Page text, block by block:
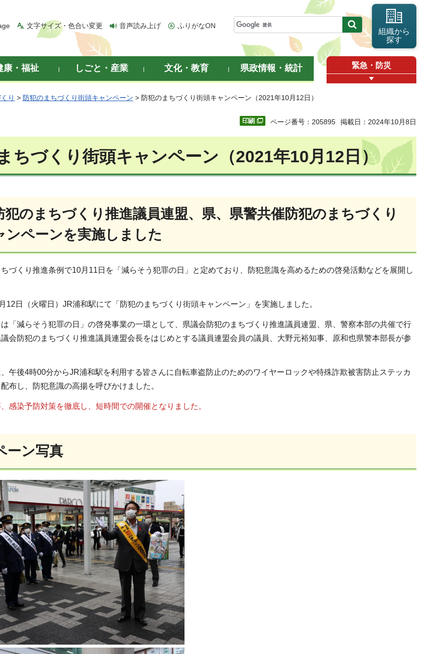
文字サイズ・色合い変更 音声読み上げ ふりがなON
組織から
探す
康・福祉 しごと・産業 文化・教育 県政情報・統計 緊急・防災
り > 防犯のまちづくり街頭キャンペーン > 防犯のまちづくり街頭キャンペーン（2021年10月12日）
ページ番号：205895 掲載日：2024年10月8日
ちづくり街頭キャンペーン（2021年10月12日）
犯のまちづくり推進議員連盟、県、県警共催防犯のまちづくり
ンペーンを実施しました
づくり推進条例で10月11日を「減らそう犯罪の日」と定めており、防犯意識を高めるための啓発活動などを展開し
12日（火曜日）JR浦和駅にて「防犯のまちづくり街頭キャンペーン」を実施しました。
「減らそう犯罪の日」の啓発事業の一環として、県議会防犯のまちづくり推進議員連盟、県、警察本部の共催で行
会防犯のまちづくり推進議員連盟会長をはじめとする議員連盟会員の議員、大野元裕知事、原和也県警本部長が参
午後4時00分からJR浦和駅を利用する皆さんに自転車盗防止のためのワイヤーロックや特殊詐欺被害防止ステッカ
布し、防犯意識の高揚を呼びかけました。
感染予防対策を徹底し、短時間での開催となりました。
ーン写真